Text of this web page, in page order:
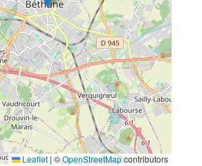
Leaflet | ©OpenStreetMapcontributors